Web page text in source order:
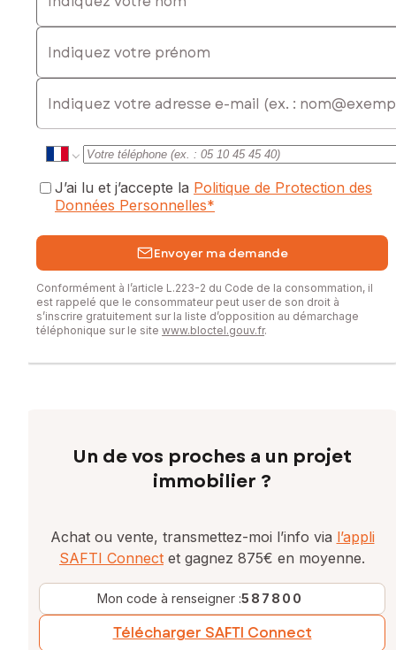
Indiquez votre prénom
E-mail
J’ai lu et j’accepte la Politique de Protection des
Données Personnelles*
Envoyer ma demande
Conformément à l’article L.223-2 du Code de la consommation, il
est rappelé que le consommateur peut user de son droit à
s’inscrire gratuitement sur la liste d’opposition au démarchage
téléphonique sur le site www.bloctel.gouv.fr.
Un de vos proches a un projet
immobilier ?
Achat ou vente, transmettez-moi l’info via l’appli
SAFTI Connect et gagnez 875€ en moyenne.
Mon code à renseigner :587800
Télécharger SAFTI Connect